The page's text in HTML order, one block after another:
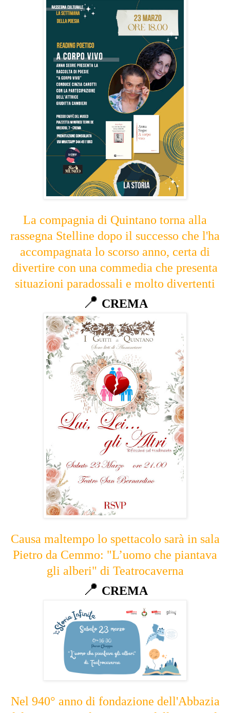
La compagnia di Quintano torna alla
rassegna Stelline dopo il successo che l'ha
accompagnata lo scorso anno, certa di
divertire con una commedia che presenta
situazioni paradossali e molto divertenti
📍 CREMA
Causa maltempo lo spettacolo sarà in sala
Pietro da Cemmo: "L’uomo che piantava
gli alberi" di Teatrocaverna
📍 CREMA
Nel 940° anno di fondazione dell'Abbazia